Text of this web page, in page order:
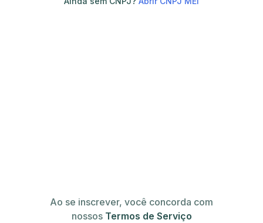
Ao se inscrever, você concorda com
nossos Termos de Serviço